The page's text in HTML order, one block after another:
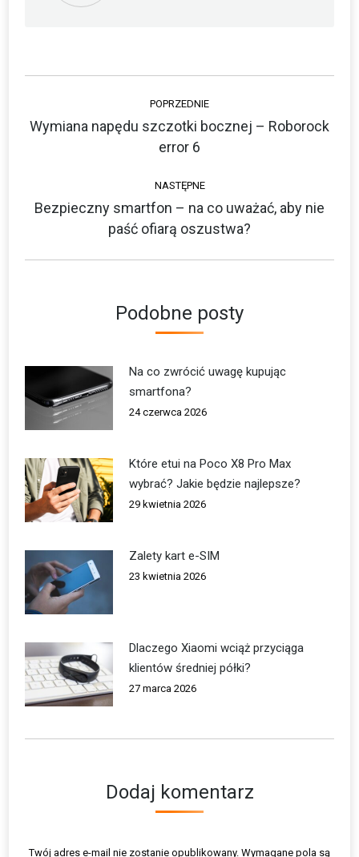
Nawigacja
wpisów
POPRZEDNIE
Poprzedni
wpis:
Wymiana napędu szczotki bocznej – Roborock
error 6
NASTĘPNE
Następny
wpis:
Bezpieczny smartfon – na co uważać, aby nie
paść ofiarą oszustwa?
Podobne posty
Na co zwrócić uwagę kupując
smartfona?
24 czerwca 2026
Które etui na Poco X8 Pro Max
wybrać? Jakie będzie najlepsze?
29 kwietnia 2026
Zalety kart e-SIM
23 kwietnia 2026
Dlaczego Xiaomi wciąż przyciąga
klientów średniej półki?
27 marca 2026
Dodaj komentarz
Twój adres e-mail nie zostanie opublikowany. Wymagane pola są